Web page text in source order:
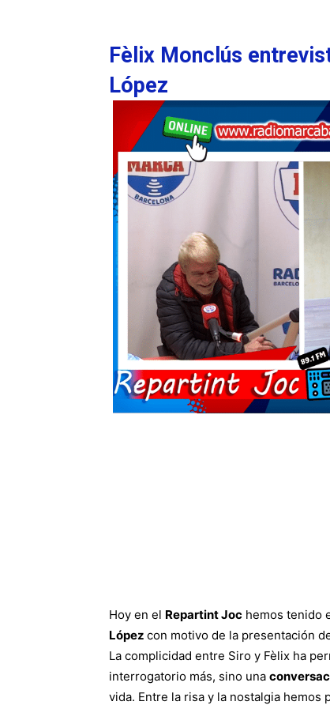
Fèlix Monclús
López
Hoy en el Repartint Joc hemos tenido
López con motivo de la presentación
La complicidad entre Siro y Fèlix ha
interrogatorio más, sino una
vida. Entre la risa y la nostalgia hemos